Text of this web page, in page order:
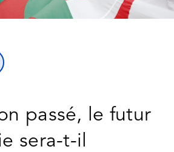
passé, le futur
sera-t-il